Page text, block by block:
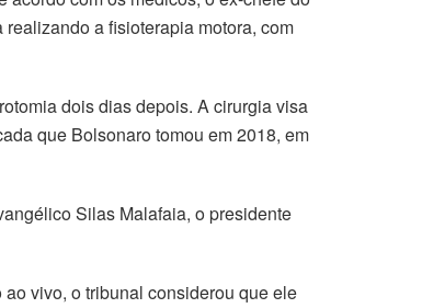
a fisioterapia motora, com
dois dias depois. A cirurgia visa
que Bolsonaro tomou em 2018, em
Silas Malafaia, o presidente
vivo, o tribunal considerou que ele